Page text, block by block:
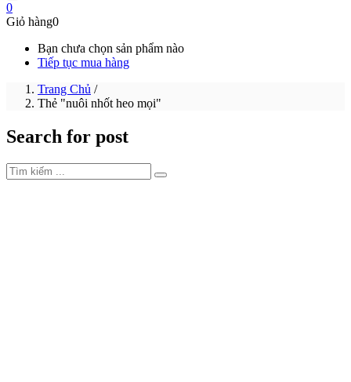
0
Giỏ hàng0
Bạn chưa chọn sản phẩm nào
Tiếp tục mua hàng
Trang Chủ /
Thẻ "nuôi nhốt heo mọi"
Search for post